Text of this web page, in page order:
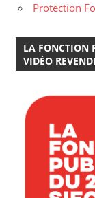
Protection
LA FONCTION
VIDÉO